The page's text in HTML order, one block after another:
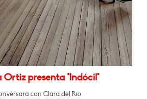
Ortiz presenta "Indócil"
con Clara del Río